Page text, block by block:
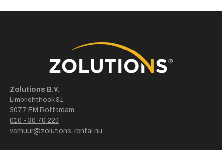
Zolutions B.V.
Limbrichthoek 31
3077 EM Rotterdam
010 - 30 70 220
verhuur@zolutions-rental.nu